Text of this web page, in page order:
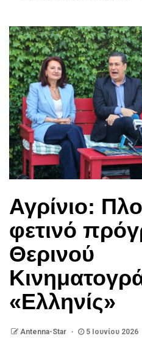
Αγρίνιο:
φετινό
Θερινού
«Ελληνίς»
Antenna-Star 5 Ιουνίου 2026